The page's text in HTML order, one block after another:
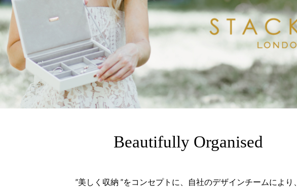
Beautifully Organised
”美しく収納 ”をコンセプトに、自社のデザインチームにより、